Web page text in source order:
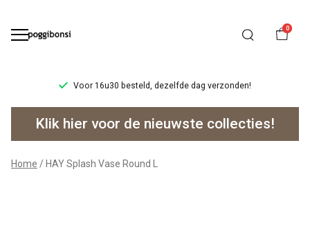
0
dezelfde dag verzonden! Ruilen/
Splash
Vase
Round
Klik hier voor de nieuwste collecties!
Home HAY Splash Vase Round L